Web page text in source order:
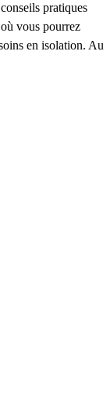
pratiques
vous pourrez
en isolation. Au